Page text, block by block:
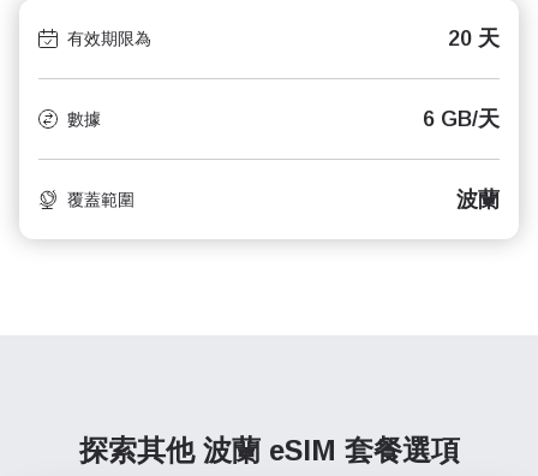
有效期限為 20 天
數據 6 GB/天
覆蓋範圍 波蘭
探索其他 波蘭 eSIM 套餐選項